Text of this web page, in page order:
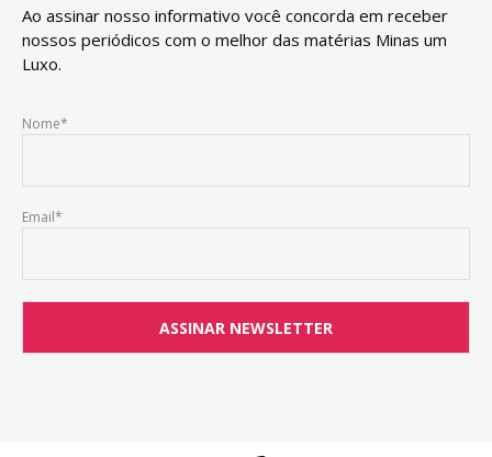
Ao assinar nosso informativo você concorda em receber
nossos periódicos com o melhor das matérias Minas um
Luxo.
Nome*
Email*